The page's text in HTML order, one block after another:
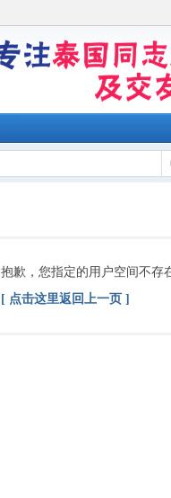
抱歉，您指定的用户空间不存
[ 点击这里返回上一页 ]